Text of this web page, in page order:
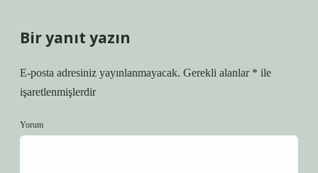
Bir yanıt yazın
E-posta adresiniz yayınlanmayacak. Gerekli alanlar * ile
işaretlenmişlerdir
Yorum